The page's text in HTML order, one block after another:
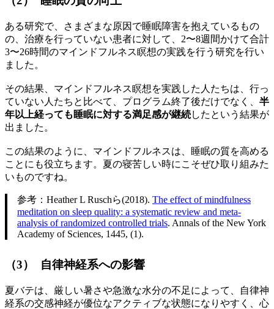
ある研究で、さまざまな原因で睡眠障害を抱えているもの
の、治療を行っていない患者に対して、2〜8週間かけて合計
3〜26時間のマインドフルネス瞑想の実践を行う研究を行い
ました。
その結果、マインドフルネス瞑想を実践した人たちは、行っ
ていない人たちと比べて、プログラム終了後だけでなく、 半
年以上経っても睡眠に対する満足感が継続したという結果が
出ました。
この結果のように、マインドフルネスは、睡眠の質を高める
ことにも役立ちます。夏の寝苦しい時にこそぜひ取り組みた
いものですね。
参考：Heather L Ruschら(2018). The effect of mindfulness
meditation on sleep quality: a systematic review and meta-
analysis of randomized controlled trials. Annals of the New York
Academy of Sciences, 1445, (1).
（3） 自律神経系への影響
夏バテは、厳しい暑さや急激な水分の不足によって、自律神
経系の交感神経が優位なアクティブな状態になりやすく、心